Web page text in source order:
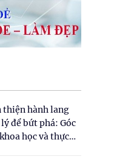
thiện hành lang
để bứt phá: Góc
học và thực